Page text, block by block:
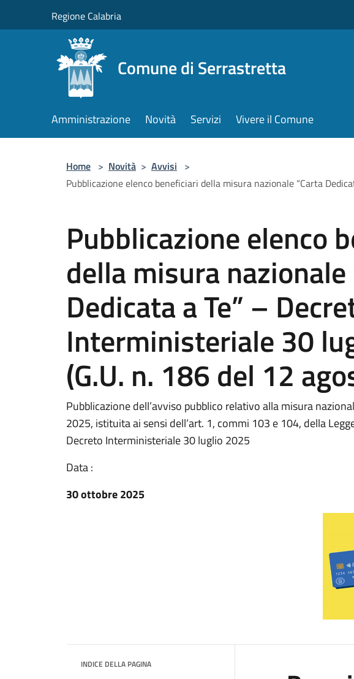
Regione Calabria
Comune di Serrastretta
Amministrazione Novità Servizi Vivere il Comune
Home > Novità > Avvisi >
Pubblicazione elenco beneficiari della misura nazionale “Carta
Pubblicazione elenco
della misura nazionale
Dedicata a Te” –
Interministeriale 30
(G.U. n. 186 del 12
Pubblicazione dell’avviso pubblico relativo alla misura
2025, istituita ai sensi dell’art. 1, commi 103 e 104, della
Decreto Interministeriale 30 luglio 2025
Data :
30 ottobre 2025
INDICE DELLA PAGINA